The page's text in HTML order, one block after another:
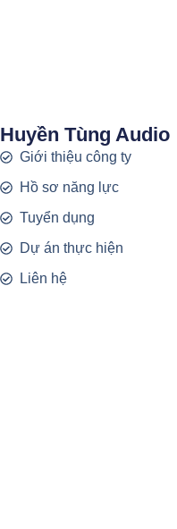
Huyền Tùng Audio
Giới thiệu công ty
Hồ sơ năng lực
Tuyển dụng
Dự án thực hiện
Liên hệ